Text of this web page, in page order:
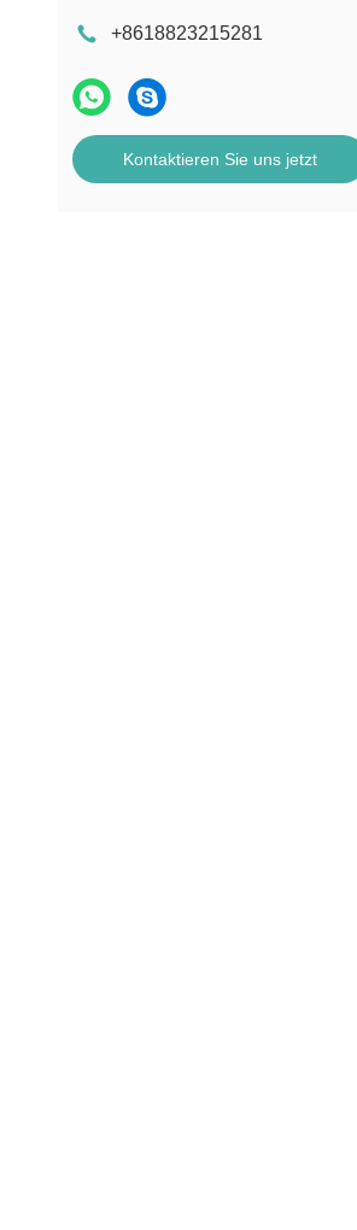
+8618823215281
Kontaktieren Sie uns jetzt